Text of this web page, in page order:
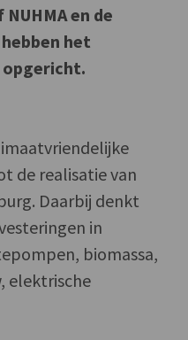
en de
het
de realisatie van
Daarbij denkt
in
biomassa,
elektrische